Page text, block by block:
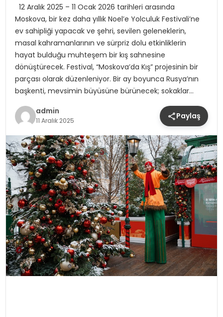
12 Aralık 2025 – 11 Ocak 2026 tarihleri arasında
Moskova, bir kez daha yıllık Noel’e Yolculuk Festivali’ne
ev sahipliği yapacak ve şehri, sevilen geleneklerin,
masal kahramanlarının ve sürpriz dolu etkinliklerin
hayat bulduğu muhteşem bir kış sahnesine
dönüştürecek. Festival, “Moskova’da Kış” projesinin bir
parçası olarak düzenleniyor. Bir ay boyunca Rusya’nın
başkenti, mevsimin büyüsüne bürünecek; sokaklar…
admin
11 Aralık 2025 Paylaş